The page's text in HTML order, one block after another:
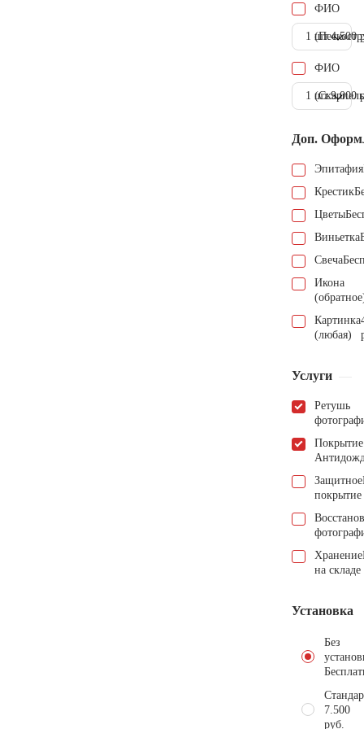
ФИО
1 шт.4.500
ФИО
1 шт.9.000
Доп.
Эпитафия
Крестик
Цветы
Виньетка
Свеча
Икона
Картинка
(любая)
Услуги
Ретушь
Покрытие
Защитное
покрытие
Хранение
на складе
Установка
Без
7.500
руб.